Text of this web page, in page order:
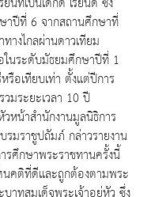
าปีที่ 6 จากสถานศึกษาที่
างไกลผ่านดาวเทียม
ในระดับมัธยมศึกษาปีที่ 1
อเทียบเท่า ตั้งแต่ปีการ
มระยะเวลา 10 ปี
หน้าสำนักงานมูลนิธิการ
รมราชูปถัมภ์ กล่าวรายงาน
รศึกษาพระราชทานครั้งนี้
นคติที่ดีและถูกต้องตามพระ